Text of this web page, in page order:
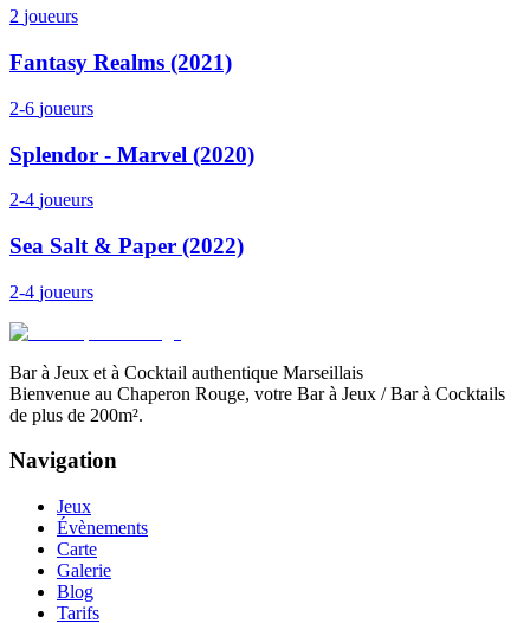
2 joueurs
Fantasy Realms (2021)
2-6 joueurs
Splendor - Marvel (2020)
2-4 joueurs
Sea Salt & Paper (2022)
2-4 joueurs
Bar à Jeux et à Cocktail authentique Marseillais
Bienvenue au Chaperon Rouge, votre Bar à Jeux / Bar à Cocktails
de plus de 200m².
Navigation
Jeux
Évènements
Carte
Galerie
Blog
Tarifs